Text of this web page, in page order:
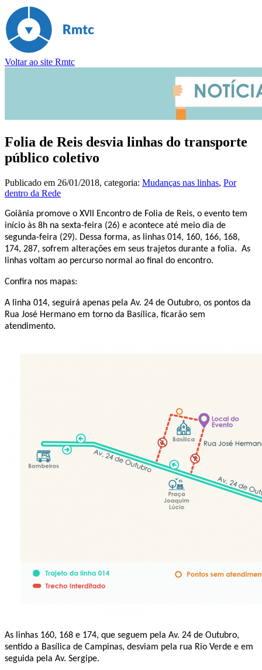
Voltar ao site Rmtc
Folia de Reis desvia linhas do transporte
público coletivo
Publicado em 26/01/2018, categoria: Mudanças nas linhas, Por
dentro da Rede
Goiânia promove o XVII Encontro de Folia de Reis, o evento tem
início às 8h na sexta-feira (26) e acontece até meio dia de
segunda-feira (29). Dessa forma, as linhas 014, 160, 166, 168,
174, 287, sofrem alterações em seus trajetos durante a folia. As
linhas voltam ao percurso normal ao final do encontro.
Confira nos mapas:
A linha 014, seguirá apenas pela Av. 24 de Outubro, os pontos da
Rua José Hermano em torno da Basílica, ficarão sem
atendimento.
As linhas 160, 168 e 174, que seguem pela Av. 24 de Outubro,
sentido a Basílica de Campinas, desviam pela rua Rio Verde e em
seguida pela Av. Sergipe.